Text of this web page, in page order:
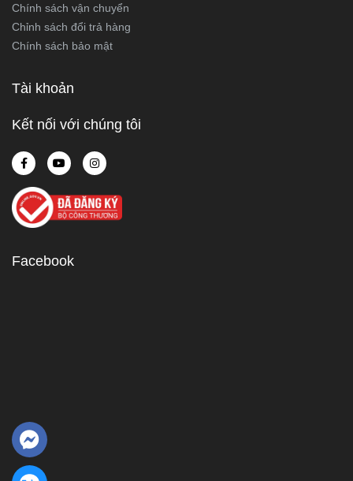
Chính sách vận chuyển
Chỉnh sách đổi trả hàng
Chính sách bảo mật
Tài khoản
Kết nối với chúng tôi
Facebook